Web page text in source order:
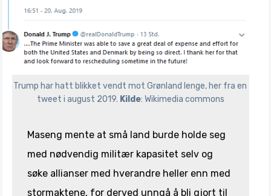
Trump har hatt blikket vendt mot Grønland lenge, her fra en
tweet i august 2019. Kilde: Wikimedia commons
Maseng mente at små land burde holde seg
med nødvendig militær kapasitet selv og
søke allianser med hverandre heller enn med
stormaktene, for derved unngå å bli gjort til